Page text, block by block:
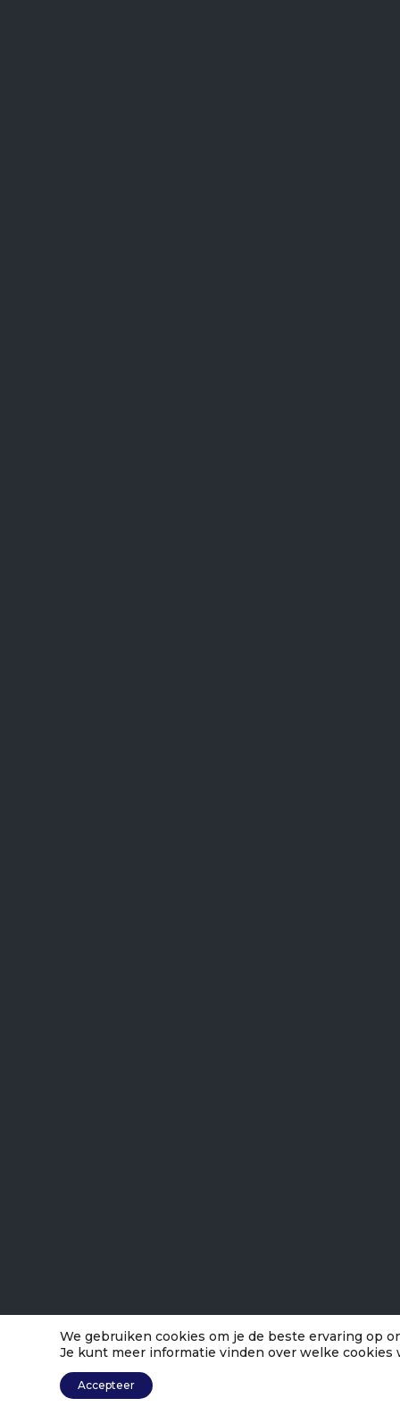
We gebruiken cookies om je de beste ervaring op
Je kunt meer informatie vinden over welke
Accepteer